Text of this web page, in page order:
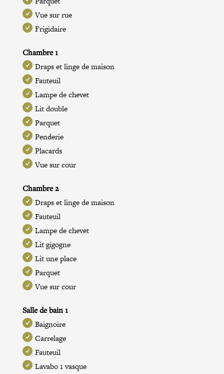
Vue sur rue
Frigidaire
Chambre 1
Draps et linge de maison
Fauteuil
Lampe de chevet
Lit double
Parquet
Penderie
Placards
Vue sur cour
Chambre 2
Draps et linge de maison
Fauteuil
Lampe de chevet
Lit gigogne
Lit une place
Parquet
Vue sur cour
Salle de bain 1
Baignoire
Carrelage
Fauteuil
Lavabo 1 vasque